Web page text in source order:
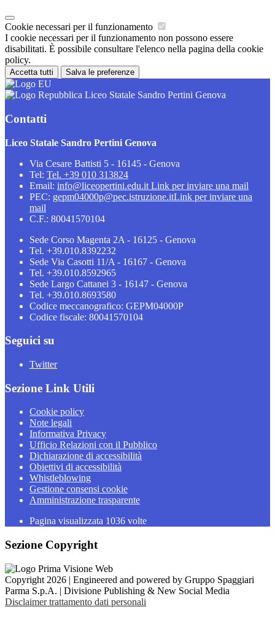
Cookie necessari per il funzionamento
I cookie necessari per il funzionamento non possono essere
disabilitati. È possibile consultare l'elenco nella pagina della cookie
policy.
Accetta tutti Salva le preferenze
Liceo Statale Sandro Pertini Genova
Contatti
Liceo Statale Sandro Pertini Genova
Via Cesare Battisti 5 - 16145 - Genova
Tel: Tel. +39 010 313824
Email: info@liceopertini.edu.it Link per inviare una mail
PEC: gepm04000p@pec.istruzione.itLink per inviare una
mail
C.F.: 80041570104
Sede Corso Magenta 2A - 16125 - Genova
Tel. +39.010.8392232
Sede Via Casotti 11/A - 16167 - Genova
Tel. +39.010.8592965
Sede Largo Cattanei 3 - 16147 - Genova
Tel. +39.010.8693580
Codice meccanografico: GEPM04000P
Codice fiscale: 80041570104
Seguici su
Twitter
Sezione Link Utili
Cookie policy
Note legali
Informativa Privacy
Ufficio Relazioni con il Pubblico
Dichiarazione di accessibilità
Obiettivi di accessibilità
Whistleblowing
Gestione consensi cookie
Amministrazione trasparente
Pagina visualizzata 1036 volte
Sezione Copyright
Copyright 2026 | Engineered and powered by Gruppo Spaggiari
Parma S.p.A. | Divisione Publishing & New Social Media
Disclaimer trattamento dati personali